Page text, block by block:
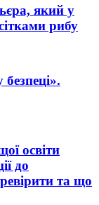
який у
рибу
освіти
до
та що